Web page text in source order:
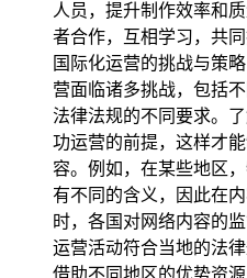
人员，提升制作效率和
者合作，互相学习，共
国际化运营的挑战与策
营面临诸多挑战，包括
法律法规的不同要求。
功运营的前提，这样才
容。例如，在某些地区
有不同的含义，因此在
时，各国对网络内容的
运营活动符合当地的法